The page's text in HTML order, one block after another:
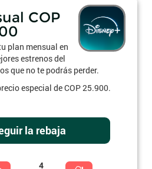
COP
plan mensual en
estrenos del
que no te podrás perder.
especial de COP 25.900.
la rebaja
4